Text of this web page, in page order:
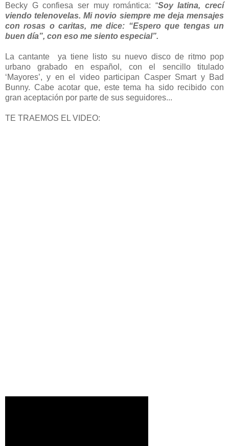
Becky G confiesa ser muy romántica: “Soy latina, crecí
viendo telenovelas. Mi novio siempre me deja mensajes
con rosas o caritas, me dice: “Espero que tengas un
buen día”, con eso me siento especial”.
La cantante ya tiene listo su nuevo disco de ritmo pop
urbano grabado en español, con el sencillo titulado
‘Mayores’, y en el video participan Casper Smart y Bad
Bunny. Cabe acotar que, este tema ha sido recibido con
gran aceptación por parte de sus seguidores...
TE TRAEMOS EL VIDEO: